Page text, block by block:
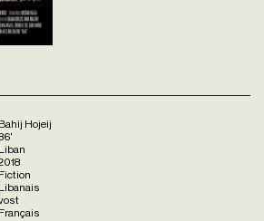
Bahij Hojeij
Liban
Fiction
Libanais
Français